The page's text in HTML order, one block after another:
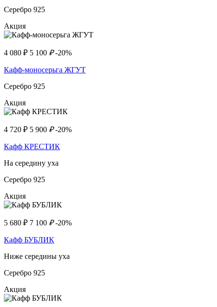
Серебро 925
Акция
4 080 ₽ 5 100 ₽ -20%
Кафф-моносерьга ЖГУТ
Серебро 925
Акция
4 720 ₽ 5 900 ₽ -20%
Кафф КРЕСТИК
На середину уха
Серебро 925
Акция
5 680 ₽ 7 100 ₽ -20%
Кафф БУБЛИК
Ниже середины уха
Серебро 925
Акция